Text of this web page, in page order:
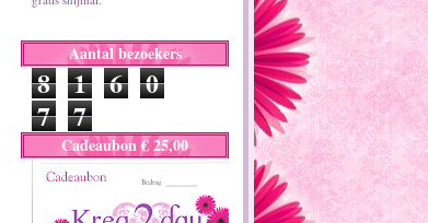
Aantal bezoekers
8 1 6 0
7 7
Cadeaubon € 25,00